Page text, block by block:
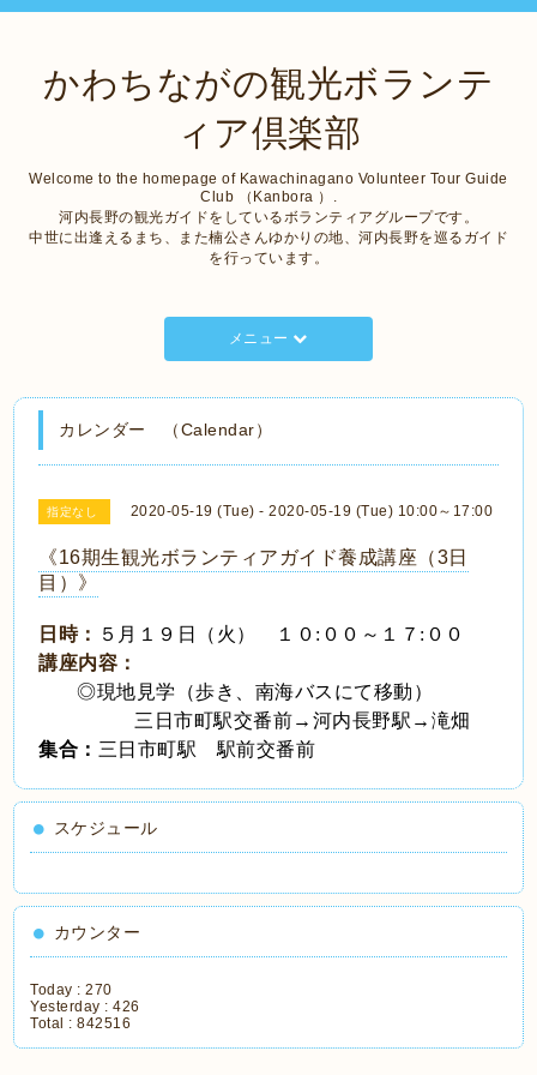
かわちながの観光ボランテ
ィア倶楽部
Welcome to the homepage of Kawachinagano Volunteer Tour Guide
Club （Kanbora ）.
河内長野の観光ガイドをしているボランティアグループです。
中世に出逢えるまち、また楠公さんゆかりの地、河内長野を巡るガイド
を行っています。
メニュー
カレンダー （Calendar）
指定なし 2020-05-19 (Tue) - 2020-05-19 (Tue) 10:00～17:00
《16期生観光ボランティアガイド養成講座（3日
目）》
日時： ５月１９日（火） １０ : ００～１７ : ００
講座内容：
◎現地見学（歩き、南海バスにて移動）
三日市町駅交番前→河内長野駅→滝畑
集合： 三日市町駅 駅前交番前
スケジュール
カウンター
Today :270
Yesterday :426
Total :842516